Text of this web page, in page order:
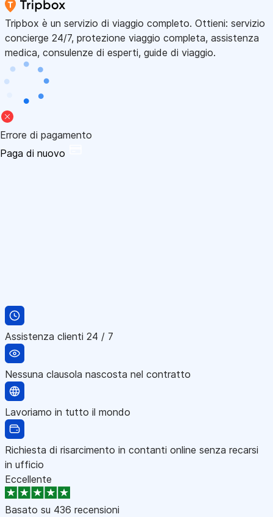
Tripbox è un servizio di viaggio completo. Ottieni: servizio
concierge 24/7, protezione viaggio completa, assistenza
medica, consulenze di esperti, guide di viaggio.
Errore di pagamento
Paga di nuovo
Assistenza clienti 24 / 7
Nessuna clausola nascosta nel contratto
Lavoriamo in tutto il mondo
Richiesta di risarcimento in contanti online senza recarsi
in ufficio
Eccellente
Basato su 436 recensioni